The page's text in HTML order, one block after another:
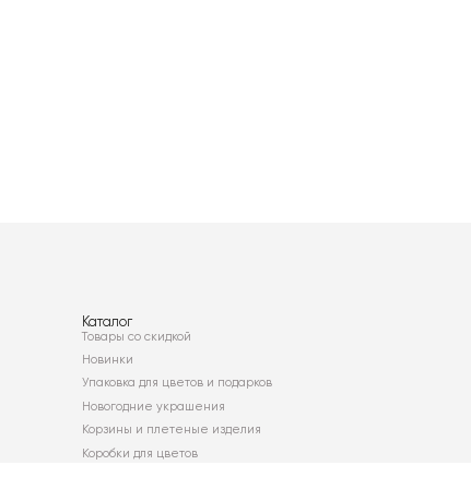
Каталог
Товары со скидкой
Новинки
Упаковка для цветов и подарков
Новогодние украшения
Корзины и плетеные изделия
Коробки для цветов